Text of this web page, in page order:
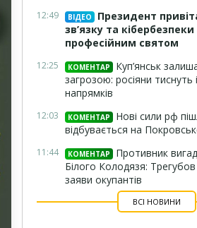
12:49 ВІДЕО
Президент
зв’язку та кібербезпеки
професійним святом
12:25 КОМЕНТАР
Куп’янськ
загрозою: росіяни тиснуть
напрямків
12:03 КОМЕНТАР
Нові сили рф
відбувається на
11:44 КОМЕНТАР
Противник
Білого Колодязя:
заяви окупантів
ВСІ НОВИНИ